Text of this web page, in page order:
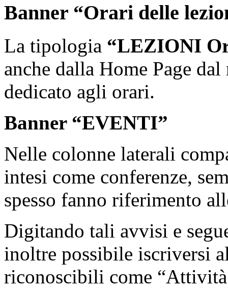
Banner “Orari delle
La tipologia “LEZIONI
anche dalla Home Page
dedicato agli orari.
Banner “EVENTI”
Nelle colonne laterali
intesi come conferenze,
spesso fanno riferimento
Digitando tali avvisi e
inoltre possibile iscriversi
riconoscibili come